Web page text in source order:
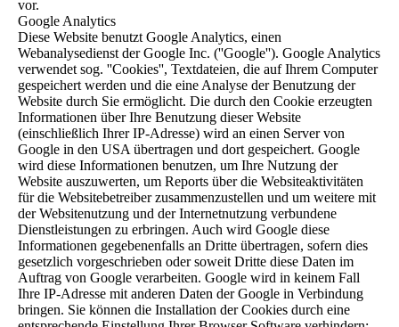
vor.
Google Analytics
Diese Website benutzt Google Analytics, einen
Webanalysedienst der Google Inc. (''Google''). Google Analytics
verwendet sog. ''Cookies'', Textdateien, die auf Ihrem Computer
gespeichert werden und die eine Analyse der Benutzung der
Website durch Sie ermöglicht. Die durch den Cookie erzeugten
Informationen über Ihre Benutzung dieser Website
(einschließlich Ihrer IP-Adresse) wird an einen Server von
Google in den USA übertragen und dort gespeichert. Google
wird diese Informationen benutzen, um Ihre Nutzung der
Website auszuwerten, um Reports über die Websiteaktivitäten
für die Websitebetreiber zusammenzustellen und um weitere mit
der Websitenutzung und der Internetnutzung verbundene
Dienstleistungen zu erbringen. Auch wird Google diese
Informationen gegebenenfalls an Dritte übertragen, sofern dies
gesetzlich vorgeschrieben oder soweit Dritte diese Daten im
Auftrag von Google verarbeiten. Google wird in keinem Fall
Ihre IP-Adresse mit anderen Daten der Google in Verbindung
bringen. Sie können die Installation der Cookies durch eine